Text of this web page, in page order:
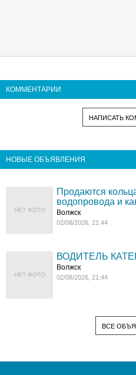
КОММЕНТАРИИ
НАПИСАТЬ
НОВЫЕ ОБЪЯВЛЕНИЯ
НЕТ ФОТО
Продаются
водопровода и
Волжск
02/08/2026, 21:44
НЕТ ФОТО
ВОДИТЕЛЬ
Волжск
02/08/2026, 21:44
ВСЕ